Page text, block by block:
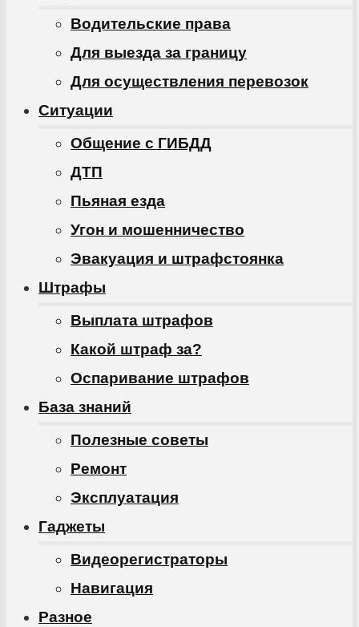
Водительские права
Для выезда за границу
Для осуществления перевозок
Ситуации
Общение с ГИБДД
ДТП
Пьяная езда
Угон и мошенничество
Эвакуация и штрафстоянка
Штрафы
Выплата штрафов
Какой штраф за?
Оспаривание штрафов
База знаний
Полезные советы
Ремонт
Эксплуатация
Гаджеты
Видеорегистраторы
Навигация
Разное